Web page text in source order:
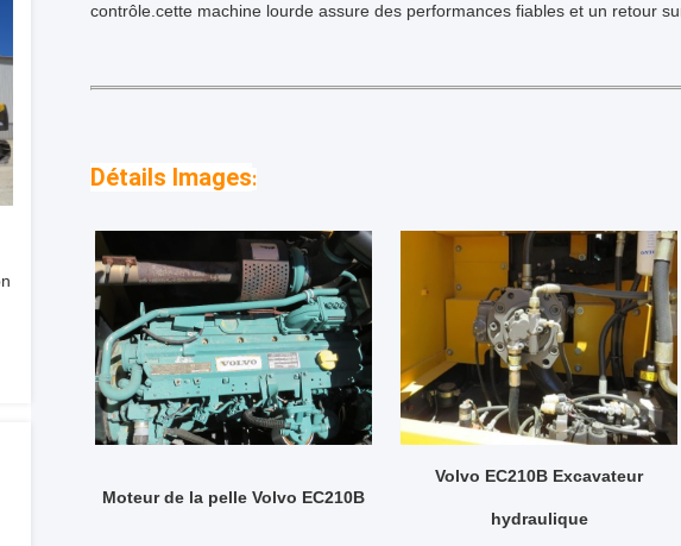
contrôle.cette machine lourde assure des performances fiables et un retour
Détails Images:
Moteur de la pelle Volvo EC210B
Volvo EC210B Excavateur
hydraulique